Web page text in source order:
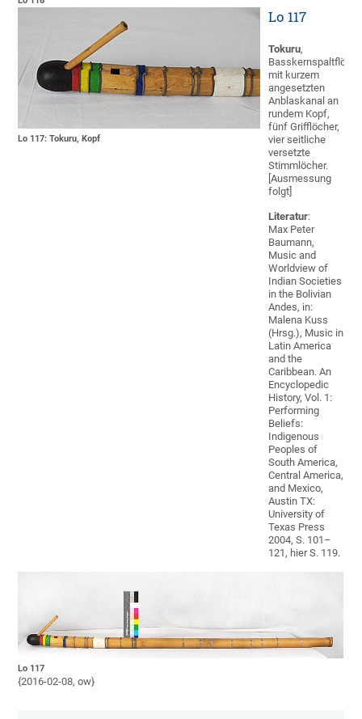
Lo 117: Tokuru, Kopf
Lo 117
Tokuru,
Basskernspaltflöte
mit kurzem
angesetzten
Anblaskanal an
rundem Kopf,
fünf Grifflöcher,
vier seitliche
versetzte
Stimmlöcher.
[Ausmessung
folgt]
Literatur:
Max Peter
Baumann,
Music and
Worldview of
Indian Societies
in the Bolivian
Andes, in:
Malena Kuss
(Hrsg.), Music in
Latin America
and the
Caribbean. An
Encyclopedic
History, Vol. 1:
Performing
Beliefs:
Indigenous
Peoples of
South America,
Central America,
and Mexico,
Austin TX:
University of
Texas Press
2004, S. 101–
121, hier S. 119.
Lo 117
{2016-02-08, ow}